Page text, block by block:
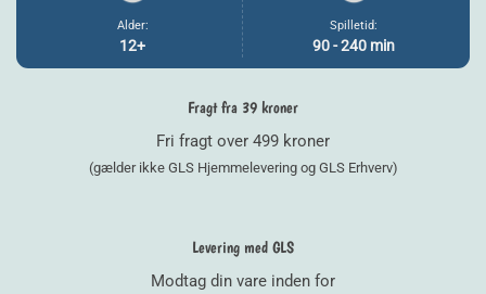
Alder:
12+
Spilletid:
90 - 240 min
Fragt fra 39 kroner
Fri fragt over 499 kroner
(gælder ikke GLS Hjemmelevering og GLS Erhverv)
Levering med GLS
Modtag din vare inden for